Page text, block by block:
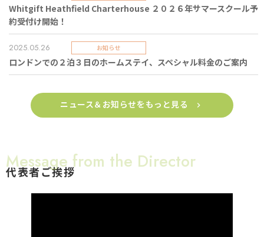
Whitgift Heathfield Charterhouse ２０２６年サマースクール予
約受付け開始！
2025.05.26 お知らせ
ロンドンでの２泊３日のホームステイ、スペシャル料金のご案内
ニュース＆お知らせをもっと見る
Message from the Director
代表者ご挨拶